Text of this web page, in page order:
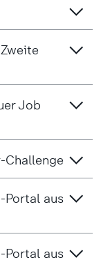
Job
Challenge
Portal aus
Portal aus